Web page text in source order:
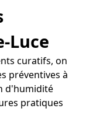
Luce
curatifs, on
préventives à
d'humidité
pratiques